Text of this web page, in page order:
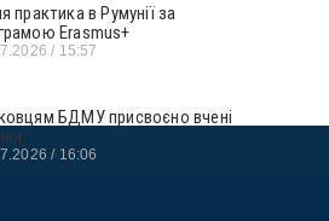
практика в Румунії за
Erasmus+
15:57
БДМУ присвоєно вчені
16:06